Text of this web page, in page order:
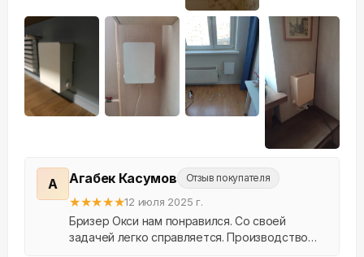
А Агабек Касумов Отзыв покупателя
★★★★★12 июля 2025 г.
Бризер Окси нам понравился. Со своей
задачей легко справляется. Производство